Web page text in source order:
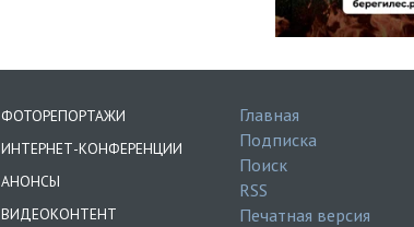
ФОТОРЕПОРТАЖИ
ИНТЕРНЕТ-КОНФЕРЕНЦИИ
АНОНСЫ
ВИДЕОКОНТЕНТ
Главная
Подписка
Поиск
RSS
Печатная версия